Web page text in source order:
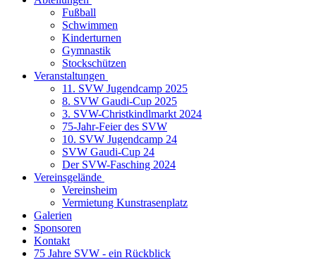
Fußball
Schwimmen
Kinderturnen
Gymnastik
Stockschützen
Veranstaltungen
11. SVW Jugendcamp 2025
8. SVW Gaudi-Cup 2025
3. SVW-Christkindlmarkt 2024
75-Jahr-Feier des SVW
10. SVW Jugendcamp 24
SVW Gaudi-Cup 24
Der SVW-Fasching 2024
Vereinsgelände
Vereinsheim
Vermietung Kunstrasenplatz
Galerien
Sponsoren
Kontakt
75 Jahre SVW - ein Rückblick